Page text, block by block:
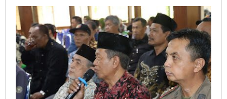
Hingga
Keresahan
Terkait
Pinjol